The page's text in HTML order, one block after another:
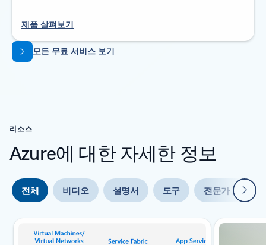
제품 살펴보기
탭으로 돌아가기
모든 무료 서비스 보기
리소스
Azure에 대한 자세한 정보
전체 비디오 설명서 도구 전문가 도움말
다음
슬라이드 {0} {1} 표시기